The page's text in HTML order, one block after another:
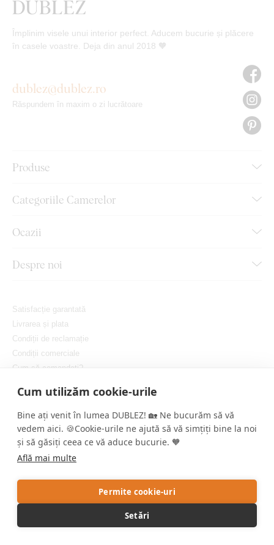
Cum utilizăm cookie-urile
Bine ați venit în lumea DUBLEZ! 🏡 Ne bucurăm să vă
vedem aici. 🍪Cookie-urile ne ajută să vă simțiți bine la noi
și să găsiți ceea ce vă aduce bucurie. 🧡
Află mai multe
Permite cookie-uri
Setări
Împlinim visele unui interior perfect. Aducem bucurie și plăcere
în casele voastre. Deja din anul 2018 🧡
Produse
Categoriile Camerelor
Ocazii
Despre noi
dublez@dublez.ro
Răspundem în maxim o zi lucrătoare
Satisfacție garantată
Livrarea și plata
Condiții de reclamație
Condiții comerciale
Cum să comandați?
Setați cookie-urile
Copyright © DUBLEZ 2026 | Toate drepturile rezervate
Crearea magazinelor online performante de către
Acest site este protejat de reCAPTCHA, iar Google aplică
Politica de